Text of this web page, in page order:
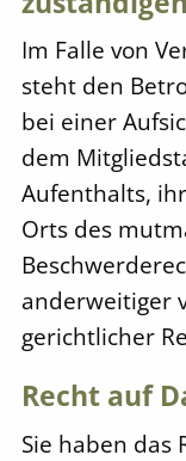
Im Falle von
steht den
bei einer
dem
Aufenthalts,
Orts des
anderweitiger
gerichtlicher
Recht auf
Sie haben das